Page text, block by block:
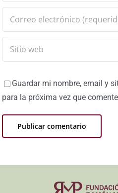
Guardar mi nombre, email y
para la próxima vez que